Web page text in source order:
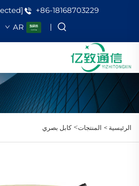
+86-18168703229
AR
الرئيسية > المنتجات>كابل بصري